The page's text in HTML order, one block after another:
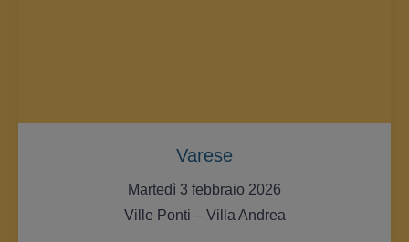
Varese
Martedì 3 febbraio 2026
Ville Ponti – Villa Andrea